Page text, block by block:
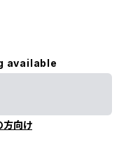
available
方向け